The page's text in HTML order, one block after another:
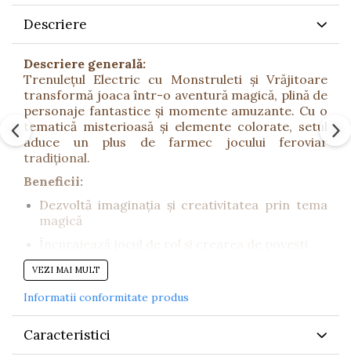
Descriere
Descriere generală:
Trenulețul Electric cu Monstruleti și Vrăjitoare
transformă joaca într-o aventură magică, plină de
personaje fantastice și momente amuzante. Cu o
tematică misterioasă și elemente colorate, setul
aduce un plus de farmec jocului feroviar
tradițional.
Beneficii:
Dezvoltă imaginația și creativitatea prin tema
magică
Încurajează jocul de rol și crearea de povești
Dezvoltă coordonarea mână–ochi și abilitățile
motorii
Consolidează abilitățile sociale și colaborarea
VEZI MAI MULT
Informatii conformitate produs
Caracteristici